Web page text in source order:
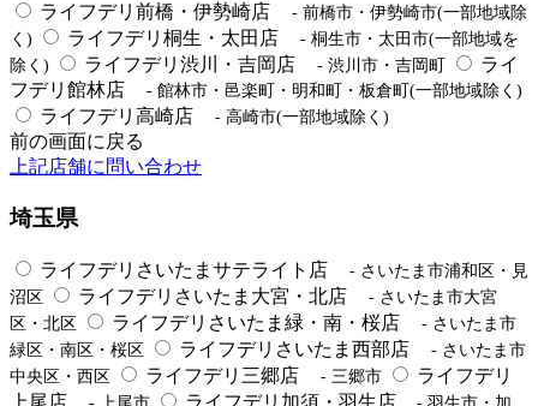
ライフデリ前橋・伊勢崎店
- 前橋市・伊勢崎市(一部地域除
く)
ライフデリ桐生・太田店
- 桐生市・太田市(一部地域を
除く)
ライフデリ渋川・吉岡店 - 渋川市・吉岡町
ライ
フデリ館林店
- 館林市・邑楽町・明和町・板倉町(一部地域除く)
ライフデリ高崎店 - 高崎市(一部地域除く)
前の画面に戻る
上記店舗に問い合わせ
埼玉県
ライフデリさいたまサテライト店
- さいたま市浦和区・見
沼区
ライフデリさいたま大宮・北店
- さいたま市大宮
区・北区
ライフデリさいたま緑・南・桜店
- さいたま市
緑区・南区・桜区
ライフデリさいたま西部店
- さいたま市
中央区・西区
ライフデリ三郷店 - 三郷市
ライフデリ
上尾店
ライフデリ加須・羽生店